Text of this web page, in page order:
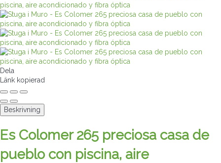
Dela
Länk kopierad
Beskrivning
Es Colomer 265 preciosa casa de
pueblo con piscina, aire